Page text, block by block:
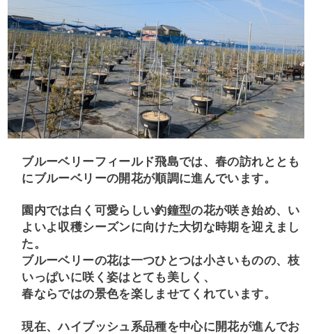
ブルーベリーフィールド飛島では、春の訪れととも
にブルーベリーの開花が順調に進んでいます。
園内では白く可愛らしい釣鐘型の花が咲き始め、い
よいよ収穫シーズンに向けた大切な時期を迎えまし
た。
ブルーベリーの花は一つひとつは小さいものの、枝
いっぱいに咲く姿はとても美しく、
春ならではの景色を楽しませてくれています。
現在、ハイブッシュ系品種を中心に開花が進んでお